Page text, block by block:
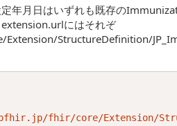
年月日はいずれも既存の
にはそれぞ
StructureDefinition/
fhir/core/Extension/